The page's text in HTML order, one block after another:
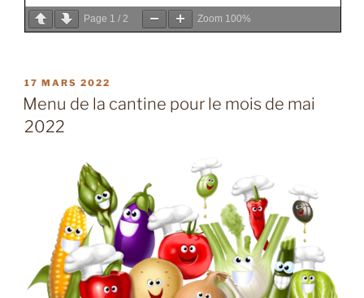
Page 1 / 2 Zoom 100%
PUBLIÉ
LE
17 MARS 2022
Menu de la cantine pour le mois de mai
2022